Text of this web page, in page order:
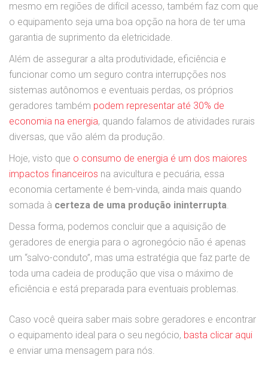
mesmo em regiões de difícil acesso, também faz com que
o equipamento seja uma boa opção na hora de ter uma
garantia de suprimento da eletricidade.
Além de assegurar a alta produtividade, eficiência e
funcionar como um seguro contra interrupções nos
sistemas autônomos e eventuais perdas, os próprios
geradores também podem representar até 30% de
economia na energia, quando falamos de atividades rurais
diversas, que vão além da produção.
Hoje, visto que o consumo de energia é um dos maiores
impactos financeiros na avicultura e pecuária, essa
economia certamente é bem-vinda, ainda mais quando
somada à certeza de uma produção ininterrupta.
Dessa forma, podemos concluir que a aquisição de
geradores de energia para o agronegócio não é apenas
um “salvo-conduto”, mas uma estratégia que faz parte de
toda uma cadeia de produção que visa o máximo de
eficiência e está preparada para eventuais problemas.
Caso você queira saber mais sobre geradores e encontrar
o equipamento ideal para o seu negócio, basta clicar aqui
e enviar uma mensagem para nós.